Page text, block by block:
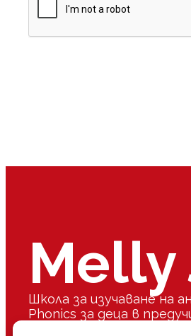
Школа за изучаване на
Phonics за деца в